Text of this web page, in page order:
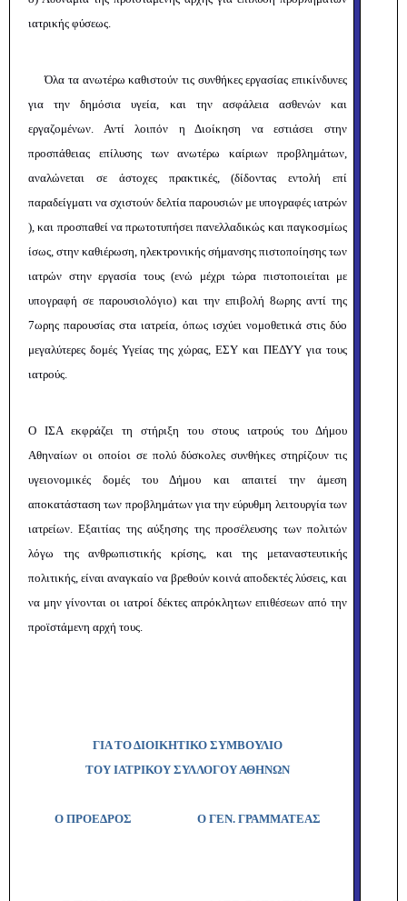
ιατρικής φύσεως.
Όλα τα ανωτέρω καθιστούν τις συνθήκες εργασίας επικίνδυνες
για την δημόσια υγεία, και την ασφάλεια ασθενών και
εργαζομένων. Αντί λοιπόν η Διοίκηση να εστιάσει στην
προσπάθειας επίλυσης των ανωτέρω καίριων προβλημάτων,
αναλώνεται σε άστοχες πρακτικές, (δίδοντας εντολή επί
παραδείγματι να σχιστούν δελτία παρουσιών με υπογραφές ιατρών
), και προσπαθεί να πρωτοτυπήσει πανελλαδικώς και παγκοσμίως
ίσως, στην καθιέρωση, ηλεκτρονικής σήμανσης πιστοποίησης των
ιατρών στην εργασία τους (ενώ μέχρι τώρα πιστοποιείται με
υπογραφή σε παρουσιολόγιο) και την επιβολή 8ωρης αντί της
7ωρης παρουσίας στα ιατρεία, όπως ισχύει νομοθετικά στις δύο
μεγαλύτερες δομές Υγείας της χώρας, ΕΣΥ και ΠΕΔΥΥ για τους
ιατρούς.
Ο ΙΣΑ εκφράζει τη στήριξη του στους ιατρούς του Δήμου
Αθηναίων οι οποίοι σε πολύ δύσκολες συνθήκες στηρίζουν τις
υγειονομικές δομές του Δήμου και απαιτεί την άμεση
αποκατάσταση των προβλημάτων για την εύρυθμη λειτουργία των
ιατρείων. Εξαιτίας της αύξησης της προσέλευσης των πολιτών
λόγω της ανθρωπιστικής κρίσης, και της μεταναστευτικής
πολιτικής, είναι αναγκαίο να βρεθούν κοινά αποδεκτές λύσεις, και
να μην γίνονται οι ιατροί δέκτες απρόκλητων επιθέσεων από την
προϊστάμενη αρχή τους.
ΓΙΑ ΤΟ ΔΙΟΙΚΗΤΙΚΟ ΣΥΜΒΟΥΛΙΟ
ΤΟΥ ΙΑΤΡΙΚΟΥ ΣΥΛΛΟΓΟΥ ΑΘΗΝΩΝ
Ο ΠΡΟΕΔΡΟΣ Ο ΓΕΝ. ΓΡΑΜΜΑΤΕΑΣ